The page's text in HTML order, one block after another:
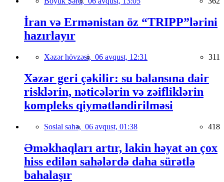
İran və Ermənistan öz “TRIPP”lərini
hazırlayır
Xəzər hövzəsi, 06 avqust, 12:31 311
Xəzər geri çəkilir: su balansına dair
risklərin, nəticələrin və zəifliklərin
kompleks qiymətləndirilməsi
Sosial sahə, 06 avqust, 01:38 418
Əməkhaqları artır, lakin həyat ən çox
hiss edilən sahələrdə daha sürətlə
bahalaşır